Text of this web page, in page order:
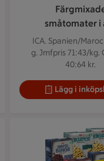
småtomater i
ICA. Spanien/
g. Jmfpris 71:43/kg.
40:64 kr.
Lägg i